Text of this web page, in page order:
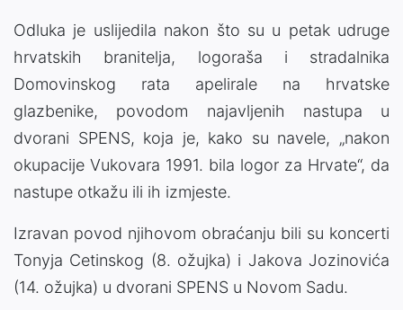
Odluka je uslijedila nakon što su u petak udruge
hrvatskih branitelja, logoraša i stradalnika
Domovinskog rata apelirale na hrvatske
glazbenike, povodom najavljenih nastupa u
dvorani SPENS, koja je, kako su navele, „nakon
okupacije Vukovara 1991. bila logor za Hrvate“, da
nastupe otkažu ili ih izmjeste.
Izravan povod njihovom obraćanju bili su koncerti
Tonyja Cetinskog (8. ožujka) i Jakova Jozinovića
(14. ožujka) u dvorani SPENS u Novom Sadu.